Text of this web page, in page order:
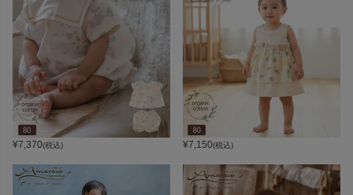
¥7,370(税込) ¥7,150(税込)